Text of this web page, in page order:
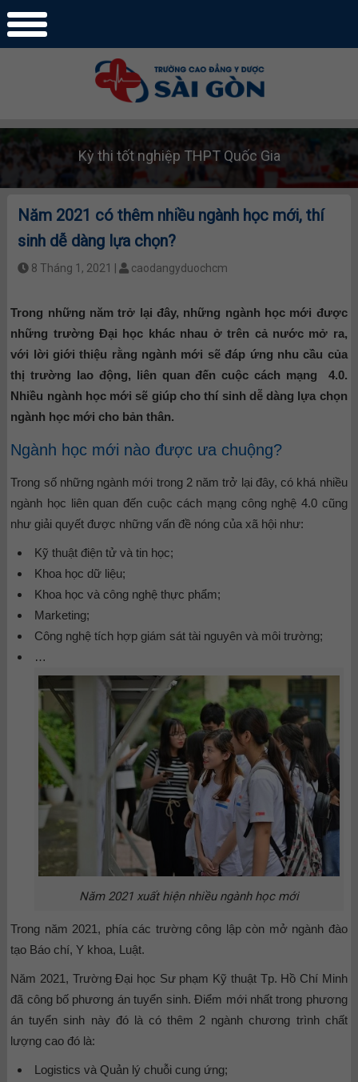
Kỳ thi tốt nghiệp THPT Quốc Gia
Năm 2021 có thêm nhiều ngành học mới, thí
sinh dễ dàng lựa chọn?
8 Tháng 1, 2021 | caodangyduochcm
Trong những năm trở lại đây, những ngành học mới được
những trường Đại học khác nhau ở trên cả nước mở ra,
với lời giới thiệu rằng ngành mới sẽ đáp ứng nhu cầu của
thị trường lao động, liên quan đến cuộc cách mạng 4.0.
Nhiều ngành học mới sẽ giúp cho thí sinh dễ dàng lựa chọn
ngành học mới cho bản thân.
Ngành học mới nào được ưa chuộng?
Trong số những ngành mới trong 2 năm trở lại đây, có khá nhiều
ngành học liên quan đến cuộc cách mạng công nghệ 4.0 cũng
như giải quyết được những vấn đề nóng của xã hội như:
Kỹ thuật điện tử và tin học;
Khoa học dữ liệu;
Khoa học và công nghệ thực phẩm;
Marketing;
Công nghệ tích hợp giám sát tài nguyên và môi trường;
…
Năm 2021 xuất hiện nhiều ngành học mới
Trong năm 2021, phía các trường công lập còn mở ngành đào
tạo Báo chí, Y khoa, Luật.
Năm 2021, Trường Đại học Sư phạm Kỹ thuật Tp. Hồ Chí Minh
đã công bố phương án tuyển sinh. Điểm mới nhất trong phương
án tuyển sinh này đó là có thêm 2 ngành chương trình chất
lượng cao đó là:
Logistics và Quản lý chuỗi cung ứng;